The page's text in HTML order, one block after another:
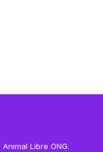
Libre ONG.